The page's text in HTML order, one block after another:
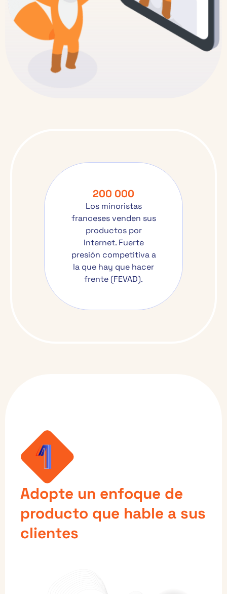
200 000
Los minoristas
franceses venden sus
productos por
Internet. Fuerte
presión competitiva a
la que hay que hacer
frente (FEVAD).
Adopte un enfoque de
producto que hable a sus
clientes